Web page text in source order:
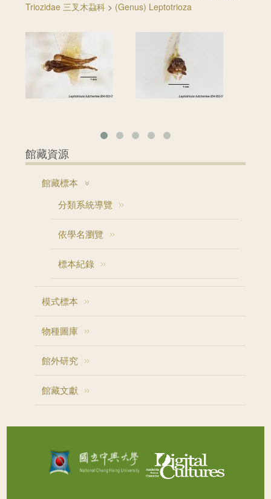
Triozidae 三叉木蝨科 > (Genus) Leptotrioza
館藏資源
館藏標本
分類系統導覽
依學名瀏覽
標本紀錄
模式標本
物種圖庫
館外研究
館藏文獻